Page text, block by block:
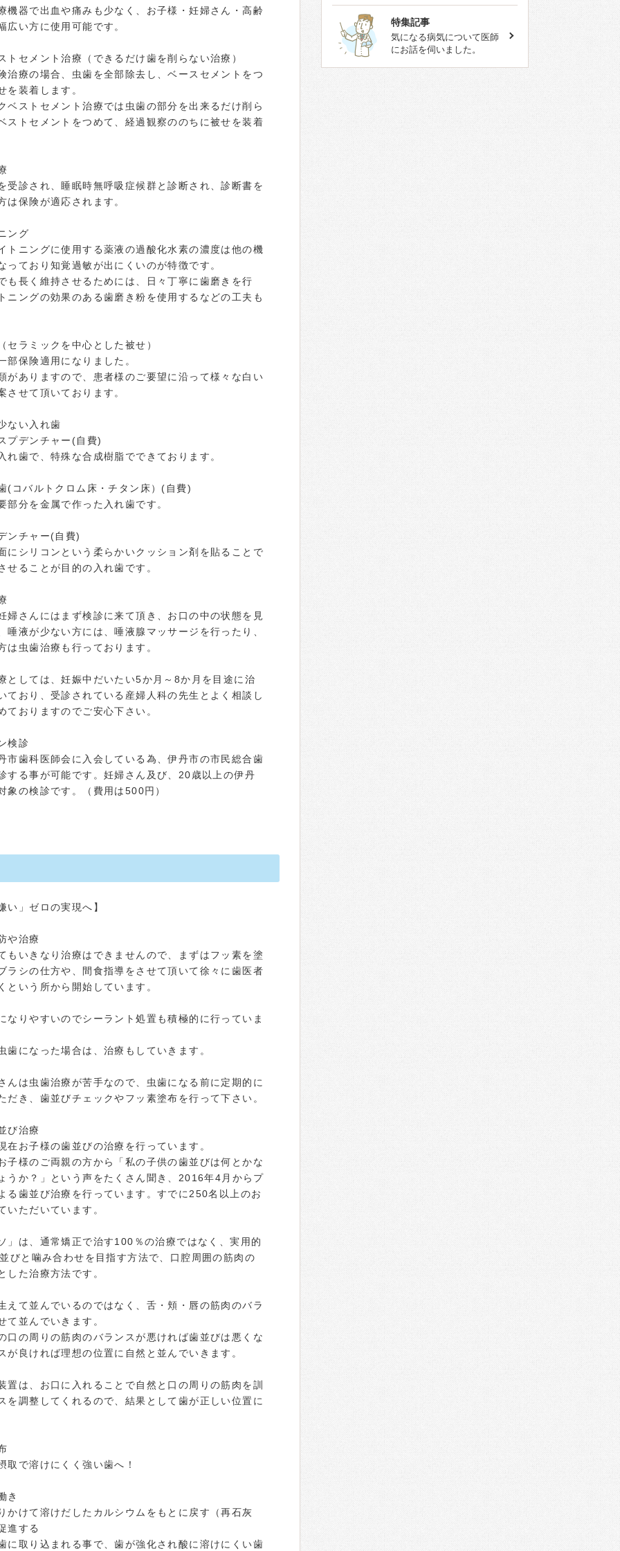
機器で出血や痛みも少なく、お子様・妊婦さん・高齢
広い方に使用可能です。
セメント治療（できるだけ歯を削らない治療）
治療の場合、虫歯を全部除去し、ベースセメントをつ
を装着します。
ベストセメント治療では虫歯の部分を出来るだけ削ら
ストセメントをつめて、経過観察ののちに被せを装着
受診され、睡眠時無呼吸症候群と診断され、診断書を
は保険が適応されます。
ング
トニングに使用する薬液の過酸化水素の濃度は他の機
っており知覚過敏が出にくいのが特徴です。
も長く維持させるためには、日々丁寧に歯磨きを行
ニングの効果のある歯磨き粉を使用するなどの工夫も
ラミックを中心とした被せ）
部保険適用になりました。
がありますので、患者様のご要望に沿って様々な白い
させて頂いております。
ない入れ歯
プデンチャー(自費)
れ歯で、特殊な合成樹脂でできております。
(コバルトクロム床・チタン床）(自費)
部分を金属で作った入れ歯です。
ンチャー(自費)
にシリコンという柔らかいクッション剤を貼ることで
せることが目的の入れ歯です。
婦さんにはまず検診に来て頂き、お口の中の状態を見
唾液が少ない方には、唾液腺マッサージを行ったり、
は虫歯治療も行っております。
としては、妊娠中だいたい5か月～8か月を目途に治
ており、受診されている産婦人科の先生とよく相談し
ておりますのでご安心下さい。
検診
市歯科医師会に入会している為、伊丹市の市民総合歯
する事が可能です。妊婦さん及び、20歳以上の伊丹
象の検診です。（費用は500円）
い」ゼロの実現へ】
や治療
もいきなり治療はできませんので、まずはフッ素を塗
ラシの仕方や、間食指導をさせて頂いて徐々に歯医者
という所から開始しています。
なりやすいのでシーラント処置も積極的に行っていま
歯になった場合は、治療もしていきます。
んは虫歯治療が苦手なので、虫歯になる前に定期的に
だき、歯並びチェックやフッ素塗布を行って下さい。
び治療
在お子様の歯並びの治療を行っています。
子様のご両親の方から「私の子供の歯並びは何とかな
うか？」という声をたくさん聞き、2016年4月からプ
る歯並び治療を行っています。すでに250名以上のお
いただいています。
」は、通常矯正で治す100％の治療ではなく、実用的
びと噛み合わせを目指す方法で、口腔周囲の筋肉の
した治療方法です。
えて並んでいるのではなく、舌・頬・唇の筋肉のバラ
て並んでいきます。
口の周りの筋肉のバランスが悪ければ歯並びは悪くな
が良ければ理想の位置に自然と並んでいきます。
置は、お口に入れることで自然と口の周りの筋肉を訓
を調整してくれるので、結果として歯が正しい位置に
取で溶けにくく強い歯へ！
き
かけて溶けだしたカルシウムをもとに戻す（再石灰
進する
に取り込まれる事で、歯が強化され酸に溶けにくい歯
特集記事
気になる病気について医師
にお話を伺いました。